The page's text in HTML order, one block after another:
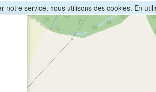
notre service, nous utilisons des cookies. En